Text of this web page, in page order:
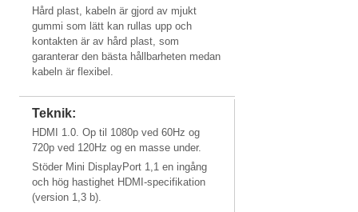
Hård plast, kabeln är gjord av mjukt
gummi som lätt kan rullas upp och
kontakten är av hård plast, som
garanterar den bästa hållbarheten medan
kabeln är flexibel.
Teknik:
HDMI 1.0. Op til 1080p ved 60Hz og
720p ved 120Hz og en masse under.
Stöder Mini DisplayPort 1,1 en ingång
och hög hastighet HDMI-specifikation
(version 1,3 b).